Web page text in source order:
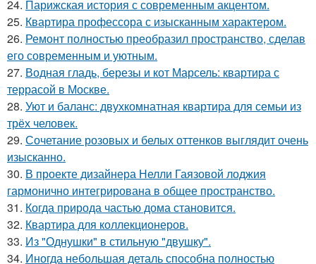
24. Парижская история с современным акцентом.
25. Квартира профессора с изысканным характером.
26. Ремонт полностью преобразил пространство, сделав
его современным и уютным.
27. Водная гладь, березы и кот Марсель: квартира с
террасой в Москве.
28. Уют и баланс: двухкомнатная квартира для семьи из
трёх человек.
29. Сочетание розовых и белых оттенков выглядит очень
изысканно.
30. В проекте дизайнера Нелли Гаязовой лоджия
гармонично интегрирована в общее пространство.
31. Когда природа частью дома становится.
32. Квартира для коллекционеров.
33. Из "Однушки" в стильную "двушку".
34. Иногда небольшая деталь способна полностью